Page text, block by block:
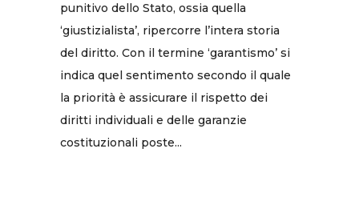
punitivo dello Stato, ossia quella
‘giustizialista’, ripercorre l’intera storia
del diritto. Con il termine ‘garantismo’ si
indica quel sentimento secondo il quale
la priorità è assicurare il rispetto dei
diritti individuali e delle garanzie
costituzionali poste...